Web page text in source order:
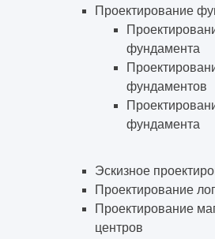
Проектирование
фундамента
фундаментов
фундамента
Эскизное
Проектирование
Проектирование
центров